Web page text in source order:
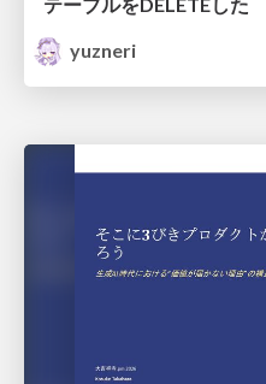
yuzneri